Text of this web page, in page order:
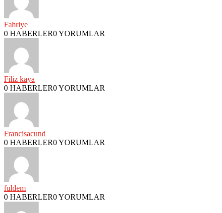
Fahriye
0 HABERLER0 YORUMLAR
Filiz kaya
0 HABERLER0 YORUMLAR
Francisacund
0 HABERLER0 YORUMLAR
fuldem
0 HABERLER0 YORUMLAR